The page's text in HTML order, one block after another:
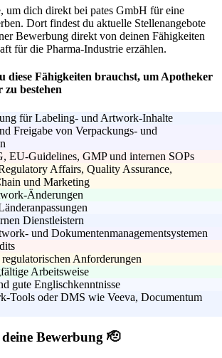
um dich direkt bei pates GmbH für eine
Dort findest du aktuelle Stellenangebote
Bewerbung direkt von deinen Fähigkeiten
für die Pharma-Industrie erzählen.
diese Fähigkeiten brauchst, um Apotheker
bestehen
für Labeling- und Artwork-Inhalte
Freigabe von Verpackungs- und
EU-Guidelines, GMP und internen SOPs
Affairs, Quality Assurance,
und Marketing
Änderungen
Dienstleistern
und Dokumentenmanagementsystemen
Anforderungen
Arbeitsweise
gute Englischkenntnisse
Tools oder DMS wie Veeva, Documentum
Bewerbung 🫡